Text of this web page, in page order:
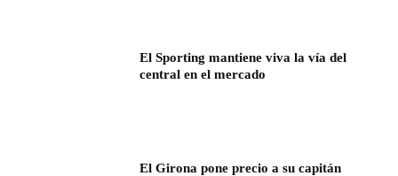
El Sporting mantiene viva la vía del
central en el mercado
El Girona pone precio a su capitán